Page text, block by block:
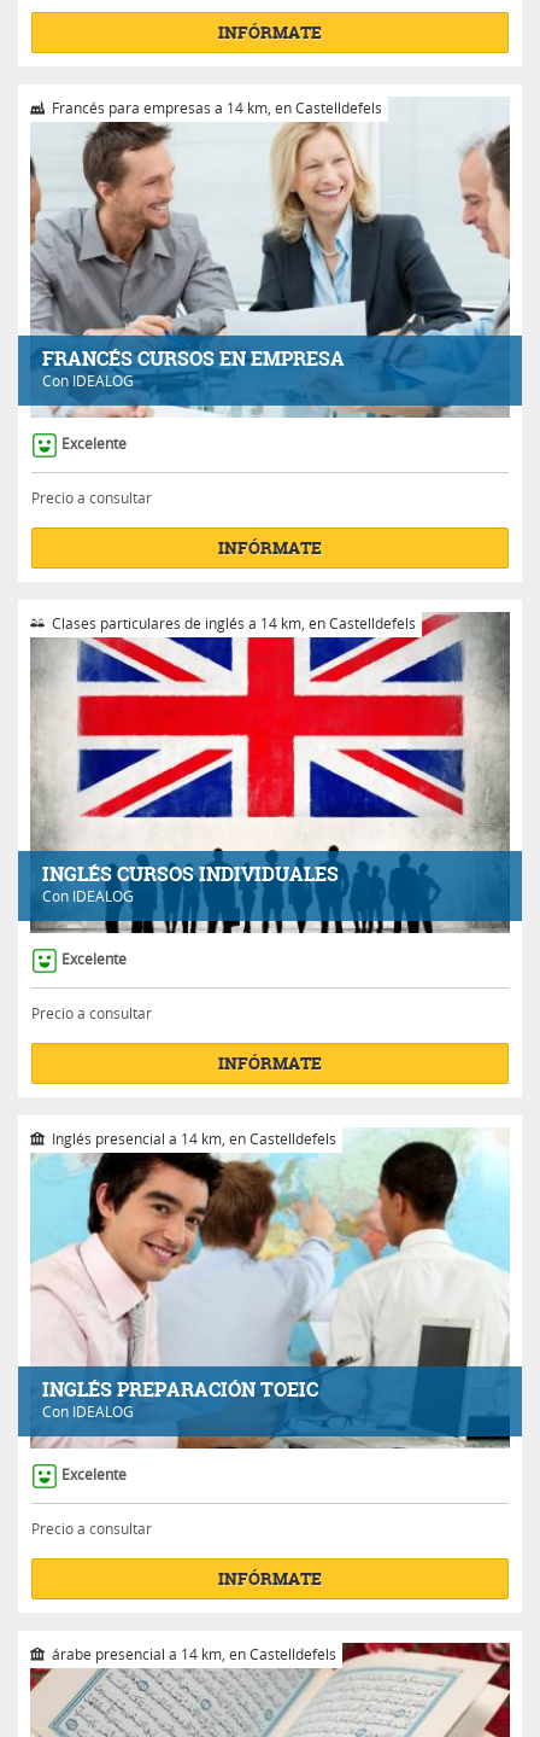
INFÓRMATE
FRANCÉS CURSOS EN EMPRESA
Con IDEALOG
Francés para empresas a 14 km, en Castelldefels
Excelente
Precio a consultar
INFÓRMATE
INGLÉS CURSOS INDIVIDUALES
Con IDEALOG
Clases particulares de inglés a 14 km, en Castelldefels
Excelente
Precio a consultar
INFÓRMATE
INGLÉS PREPARACIÓN TOEIC
Con IDEALOG
Inglés presencial a 14 km, en Castelldefels
Excelente
Precio a consultar
INFÓRMATE
árabe presencial a 14 km, en Castelldefels